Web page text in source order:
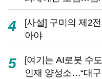
4
[사설] 구미의 제2
아야
5
[여기는 AI로봇 수
인재 양성소…“대